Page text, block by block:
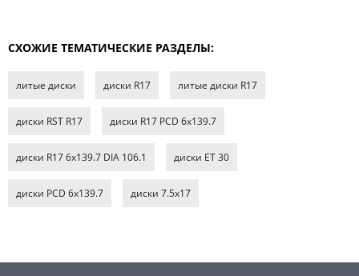
СХОЖИЕ ТЕМАТИЧЕСКИЕ РАЗДЕЛЫ:
литые диски диски R17 литые диски R17
диски RST R17 диски R17 PCD 6x139.7
диски R17 6x139.7 DIA 106.1 диски ET 30
диски PCD 6x139.7 диски 7.5х17